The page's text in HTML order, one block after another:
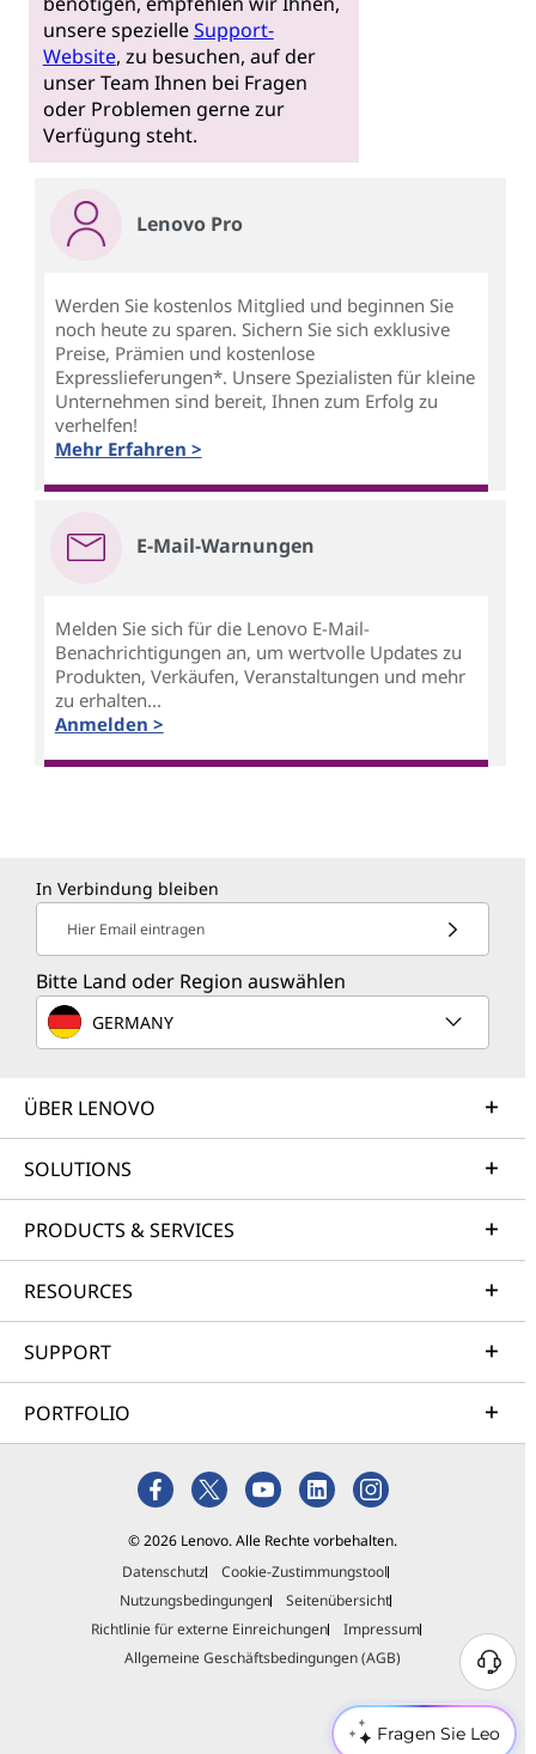
Fragen Sie Leo
unsere spezielleSupport-
Website, zu besuchen, auf der
unser Team Ihnen bei Fragen
oder Problemen gerne zur
Verfügung steht.
Lenovo Pro
Werden Sie kostenlos Mitglied und beginnen Sie
noch heute zu sparen. Sichern Sie sich exklusive
Preise, Prämien und kostenlose
Expresslieferungen*. Unsere Spezialisten für kleine
Unternehmen sind bereit, Ihnen zum Erfolg zu
verhelfen!
Mehr Erfahren >
E-Mail-Warnungen
Melden Sie sich für die Lenovo E-Mail-
Benachrichtigungen an, um wertvolle Updates zu
Produkten, Verkäufen, Veranstaltungen und mehr
zu erhalten...
Anmelden >
In Verbindung bleiben
Hier Email eintragen
Bitte Land oder Region auswählen
GERMANY
ÜBER LENOVO
SOLUTIONS
PRODUCTS & SERVICES
RESOURCES
SUPPORT
PORTFOLIO
© 2026 Lenovo. Alle Rechte vorbehalten.
Datenschutz
Cookie-Zustimmungstool
Nutzungsbedingungen
Seitenübersicht
Richtlinie für externe Einreichungen
Impressum
Allgemeine Geschäftsbedingungen (AGB)